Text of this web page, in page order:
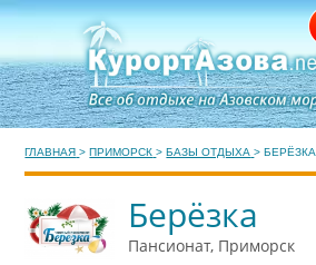
ГЛАВНАЯ >ПРИМОРСК >БАЗЫ ОТДЫХА >БЕРЁЗКА
Берёзка
Пансионат, Приморск